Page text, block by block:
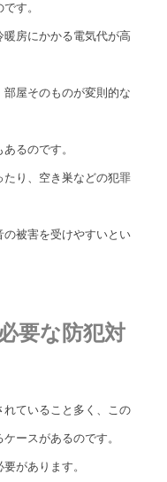
す。
房にかかる電気代が高
屋そのものが変則的な
るのです。
たり、空き巣などの犯罪
被害を受けやすいとい
要な防犯対
ていること多く、この
ースがあるのです。
があります。